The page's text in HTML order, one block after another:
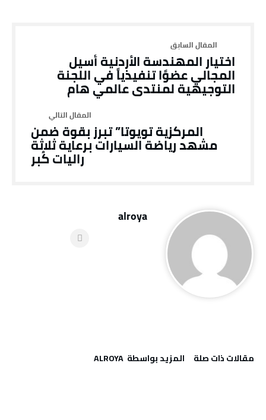
اختيار المهندسة الأردنية أسيل
المجالي عضوًا تنفيذياً في اللجنة
التوجيهية لمنتدى عالمي هام
المركزية تويوتا” تبرز بقوة ضمن
مشهد رياضة السيارات برعاية ثلاثة
راليات كُبر
alroya
‫مقالات ذات صلة‬ ‫‫المزيد بواسطة‬ ‬ ALROYA